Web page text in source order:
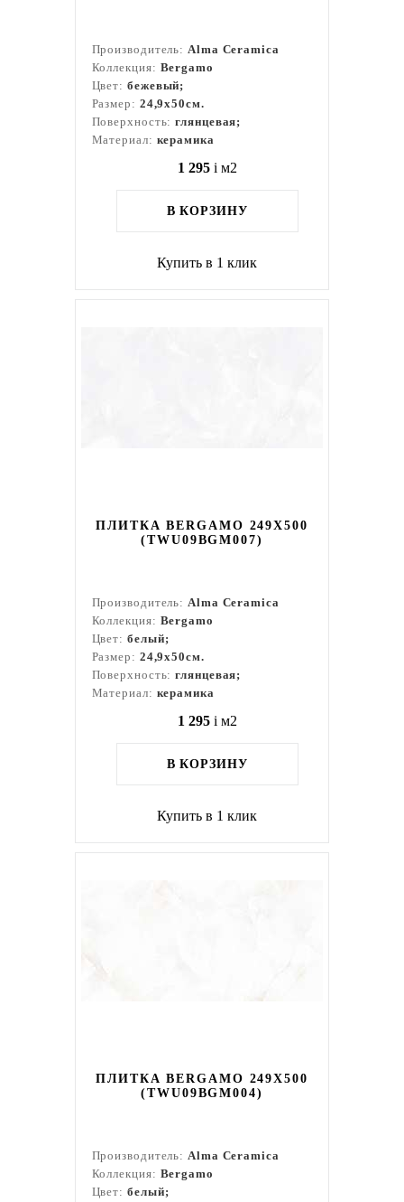
Производитель:Alma Ceramica
Коллекция: Bergamo
Цвет: бежевый;
Размер: 24,9x50см.
Поверхность:глянцевая;
Материал: керамика
1 295 i м2
В КОРЗИНУ
Купить в 1 клик
ПЛИТКА BERGAMO 249X500
(TWU09BGM007)
Производитель:Alma Ceramica
Коллекция: Bergamo
Цвет: белый;
Размер: 24,9x50см.
Поверхность:глянцевая;
Материал: керамика
1 295 i м2
В КОРЗИНУ
Купить в 1 клик
ПЛИТКА BERGAMO 249X500
(TWU09BGM004)
Производитель:Alma Ceramica
Коллекция: Bergamo
Цвет: белый;